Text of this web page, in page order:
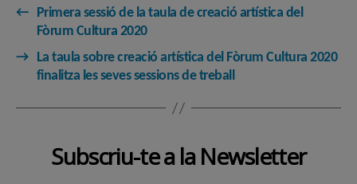
←
Primera sessió de la taula de creació artística del
Fòrum Cultura 2020
→
La taula sobre creació artística del Fòrum Cultura 2020
finalitza les seves sessions de treball
Subscriu-te a la Newsletter